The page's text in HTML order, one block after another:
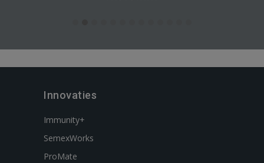
Innovaties
Immunity+
SemexWorks
ProMate